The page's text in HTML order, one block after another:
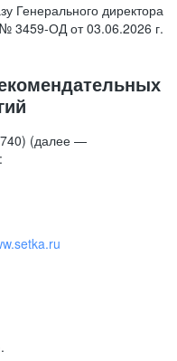
Генерального директора
3459-ОД от 03.06.2026 г.
(далее —